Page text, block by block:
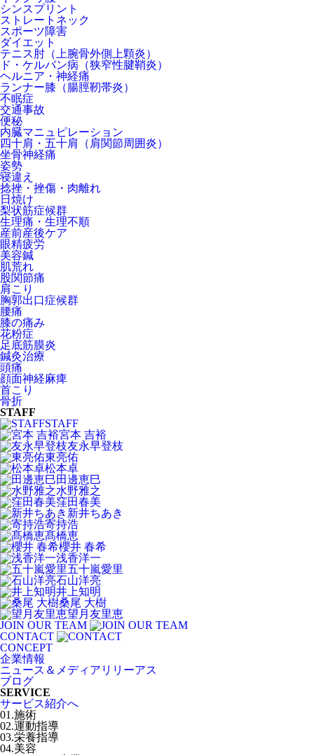
シンスプリント
ストレートネック
スポーツ障害
ダイエット
テニス肘（上腕骨外側上顆炎）
ド・ケルバン病（狭窄性腱鞘炎）
ヘルニア・神経痛
ランナー膝（腸脛靭帯炎）
不眠症
交通事故
便秘
内臓マニュピレーション
四十肩・五十肩（肩関節周囲炎）
坐骨神経痛
姿勢
寝違え
捻挫・挫傷・肉離れ
日焼け
梨状筋症候群
生理痛・生理不順
産前産後ケア
眼精疲労
美容鍼
肌荒れ
股関節痛
肩こり
胸郭出口症候群
腰痛
膝の痛み
花粉症
足底筋膜炎
鍼灸治療
頭痛
顔面神経麻痺
首こり
骨折
STAFF
STAFF
宮本 吉裕
友永早登枝
東亮佑
松本卓
田邊恵巳
水野雅之
窪田春美
新井ちあき
寄持浩
髙橋恵
櫻井 春希
浅香洋一
五十嵐愛里
石山洋亮
井上知明
桑尾 大樹
望月友里恵
JOIN OUR TEAM
CONTACT
CONCEPT
企業情報
ニュース＆メディアリリーアス
ブログ
SERVICE
サービス紹介へ
01.施術
02.運動指導
03.栄養指導
04.美容